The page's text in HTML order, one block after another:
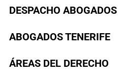
DESPACHO ABOGADOS
ABOGADOS TENERIFE
ÁREAS DEL DERECHO